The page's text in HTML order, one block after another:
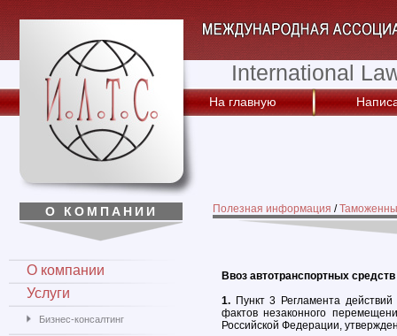
International
На главную
Полезная информация /
Ввоз автотранспортных
1. Пункт 3 Регламента
фактов незаконного
Российской Федерации,
О КОМПАНИИ
О компании
Услуги
Бизнес-консалтинг